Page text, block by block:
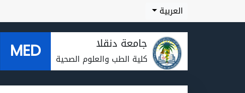
العربية
جامعة دنقلا
كلية الطب والعلوم الصحية MED